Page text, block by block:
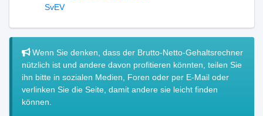
SvEV
Wenn Sie denken, dass der Brutto-Netto-Gehaltsrechner
nützlich ist und andere davon profitieren könnten, teilen Sie
ihn bitte in sozialen Medien, Foren oder per E-Mail oder
verlinken Sie die Seite, damit andere sie leicht finden
können.